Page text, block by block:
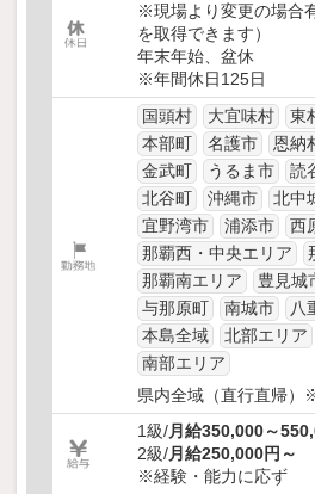
※現場より変更の場合
を取得できます）
年末年始、盆休
※年間休日125日
国頭村
大宜味村 東
本部町
名護市 恩納
金武町
うるま市 読
北谷町
沖縄市 北中
宜野湾市
浦添市 西
那覇西・中央エリア
那覇南エリア
豊見城
与那原町
南城市 八
本島全域
北部エリア
南部エリア
県内全域（直行直帰）
1級/月給350,000～
2級/月給250,000円～
※経験・能力に応ず